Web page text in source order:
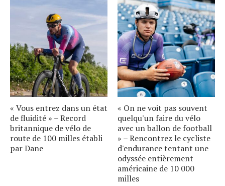
« Vous entrez dans un état
de fluidité » – Record
britannique de vélo de
route de 100 milles établi
par Dane
« On ne voit pas souvent
quelqu'un faire du vélo
avec un ballon de football
» – Rencontrez le cycliste
d'endurance tentant une
odyssée entièrement
américaine de 10 000
milles